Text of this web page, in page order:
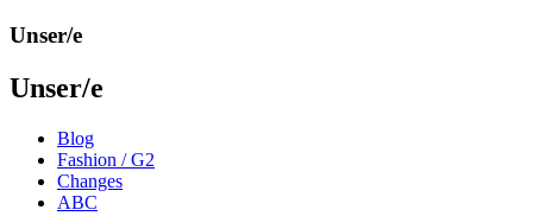
Unser/e
Unser/e
Blog
Fashion / G2
Changes
ABC